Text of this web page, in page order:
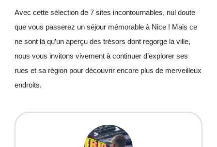
Avec cette sélection de 7 sites incontournables, nul doute
que vous passerez un séjour mémorable à Nice ! Mais ce
ne sont là qu’un aperçu des trésors dont regorge la ville,
nous vous invitons vivement à continuer d’explorer ses
rues et sa région pour découvrir encore plus de merveilleux
endroits.